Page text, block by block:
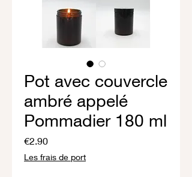
Pot avec couvercle
ambré appelé
Pommadier 180 ml
€2.90Price
Les frais de port